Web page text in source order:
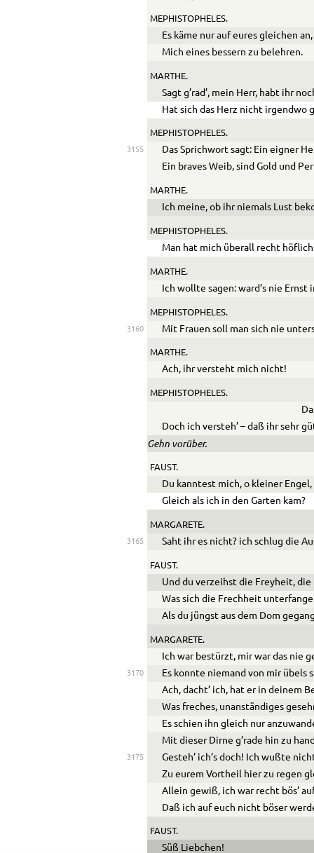
MEPHISTOPHELES.
Es käme nur auf eures gleichen an,
Mich eines bessern zu belehren.
MARTHE.
Sagt g’rad’, mein Herr, habt ihr
Hat sich das Herz nicht irgendwo
MEPHISTOPHELES.
3155
Das Sprichwort sagt: Ein eigner
Ein braves Weib, sind Gold und
MARTHE.
Ich meine, ob ihr niemals Lust
MEPHISTOPHELES.
Man hat mich überall recht
MARTHE.
Ich wollte sagen: ward’s nie Ernst
MEPHISTOPHELES.
3160 Mit Frauen soll man sich nie
MARTHE.
Ach, ihr versteht mich nicht!
MEPHISTOPHELES.
Doch ich versteh’ – daß ihr sehr
Gehn vorüber.
FAUST.
Du kanntest mich, o kleiner
Gleich als ich in den Garten kam?
MARGARETE.
3165 Saht ihr es nicht? ich schlug die
FAUST.
Und du verzeihst die Freyheit, die
Was sich die Frechheit
Als du jüngst aus dem Dom
MARGARETE.
Ich war bestürzt, mir war das nie
3170
Es konnte niemand von mir übels
Ach, dacht’ ich, hat er in deinem
Was freches, unanständiges
Es schien ihn gleich nur
Mit dieser Dirne g’rade hin zu
3175
Gesteh’ ich’s doch! Ich wußte
Zu eurem Vortheil hier zu regen
Allein gewiß, ich war recht bös’
Daß ich auf euch nicht böser
FAUST.
Süß Liebchen!